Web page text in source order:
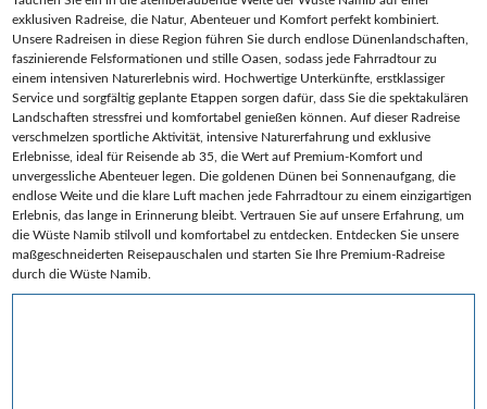
exklusiven Radreise, die Natur, Abenteuer und Komfort perfekt kombiniert.
Unsere Radreisen in diese Region führen Sie durch endlose Dünenlandschaften,
faszinierende Felsformationen und stille Oasen, sodass jede Fahrradtour zu
einem intensiven Naturerlebnis wird. Hochwertige Unterkünfte, erstklassiger
Service und sorgfältig geplante Etappen sorgen dafür, dass Sie die spektakulären
Landschaften stressfrei und komfortabel genießen können. Auf dieser Radreise
verschmelzen sportliche Aktivität, intensive Naturerfahrung und exklusive
Erlebnisse, ideal für Reisende ab 35, die Wert auf Premium-Komfort und
unvergessliche Abenteuer legen. Die goldenen Dünen bei Sonnenaufgang, die
endlose Weite und die klare Luft machen jede Fahrradtour zu einem einzigartigen
Erlebnis, das lange in Erinnerung bleibt. Vertrauen Sie auf unsere Erfahrung, um
die Wüste Namib stilvoll und komfortabel zu entdecken. Entdecken Sie unsere
maßgeschneiderten Reisepauschalen und starten Sie Ihre Premium-Radreise
durch die Wüste Namib.